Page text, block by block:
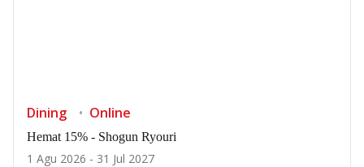
Dining Online
Hemat 15% - Shogun Ryouri
1 Agu 2026 - 31 Jul 2027